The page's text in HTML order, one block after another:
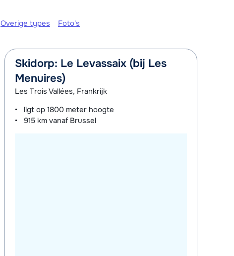
Overige types Foto's
Skidorp: Le Levassaix (bij Les
Menuires)
Les Trois Vallées, Frankrijk
ligt op1800 meter hoogte
915 km vanaf Brussel